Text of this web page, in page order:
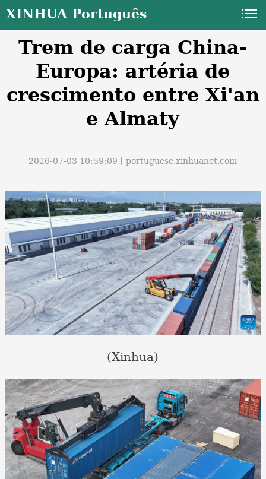
XINHUA Português
Trem de carga China-
Europa: artéria de
crescimento entre Xi'an
e Almaty
2026-07-03 10:59:09丨portuguese.xinhuanet.com
(Xinhua)